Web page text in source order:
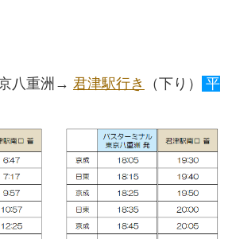
八重洲→ 君津駅行き （下り）
平